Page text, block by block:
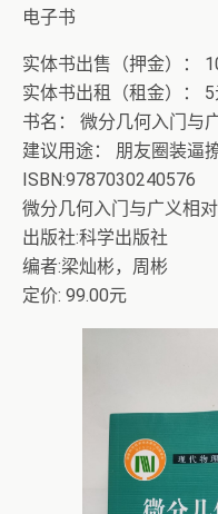
电子书
实体书出售（押金）：
实体书出租（租金）：
书名： 微分几何入门与
建议用途： 朋友圈装逼
ISBN:9787030240576
微分几何入门与广义相
出版社:科学出版社
编者:梁灿彬，周彬
定价: 99.00元